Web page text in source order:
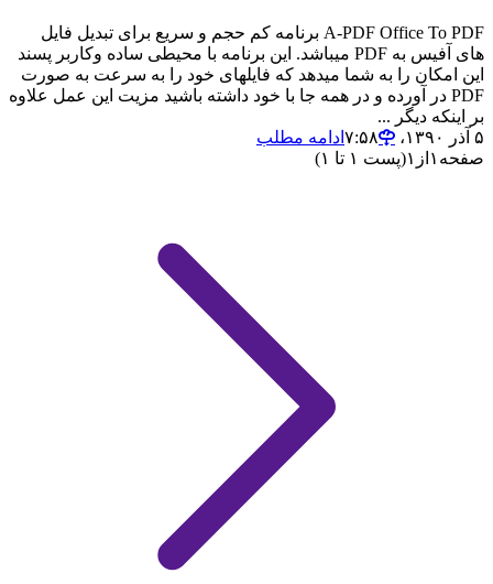
A-PDF Office To PDF برنامه کم حجم و سریع برای تبدیل فایل
های آفیس به PDF میباشد. این برنامه با محیطی ساده وکاربر پسند
این امکان را به شما میدهد که فایلهای خود را به سرعت به صورت
PDF در آورده و در همه جا با خود داشته باشید مزیت این عمل علاوه
بر اینکه دیگر ...
۵ آذر ۱۳۹۰،‏ ۷:۵۸
ادامه مطلب
صفحه ۱ از ۱(پست ۱ تا ۱)